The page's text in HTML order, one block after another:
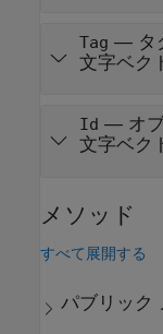
Tag — タ
文字ベク
Id — オ
文字ベク
メソッド
すべて展開する
パブリック